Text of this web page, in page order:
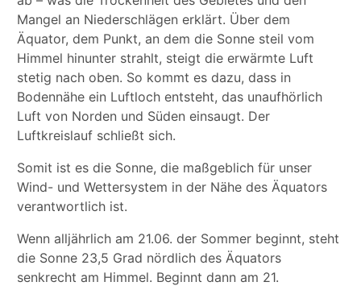
Mangel an Niederschlägen erklärt. Über dem
Äquator, dem Punkt, an dem die Sonne steil vom
Himmel hinunter strahlt, steigt die erwärmte Luft
stetig nach oben. So kommt es dazu, dass in
Bodennähe ein Luftloch entsteht, das unaufhörlich
Luft von Norden und Süden einsaugt. Der
Luftkreislauf schließt sich.
Somit ist es die Sonne, die maßgeblich für unser
Wind- und Wettersystem in der Nähe des Äquators
verantwortlich ist.
Wenn alljährlich am 21.06. der Sommer beginnt, steht
die Sonne 23,5 Grad nördlich des Äquators
senkrecht am Himmel. Beginnt dann am 21.